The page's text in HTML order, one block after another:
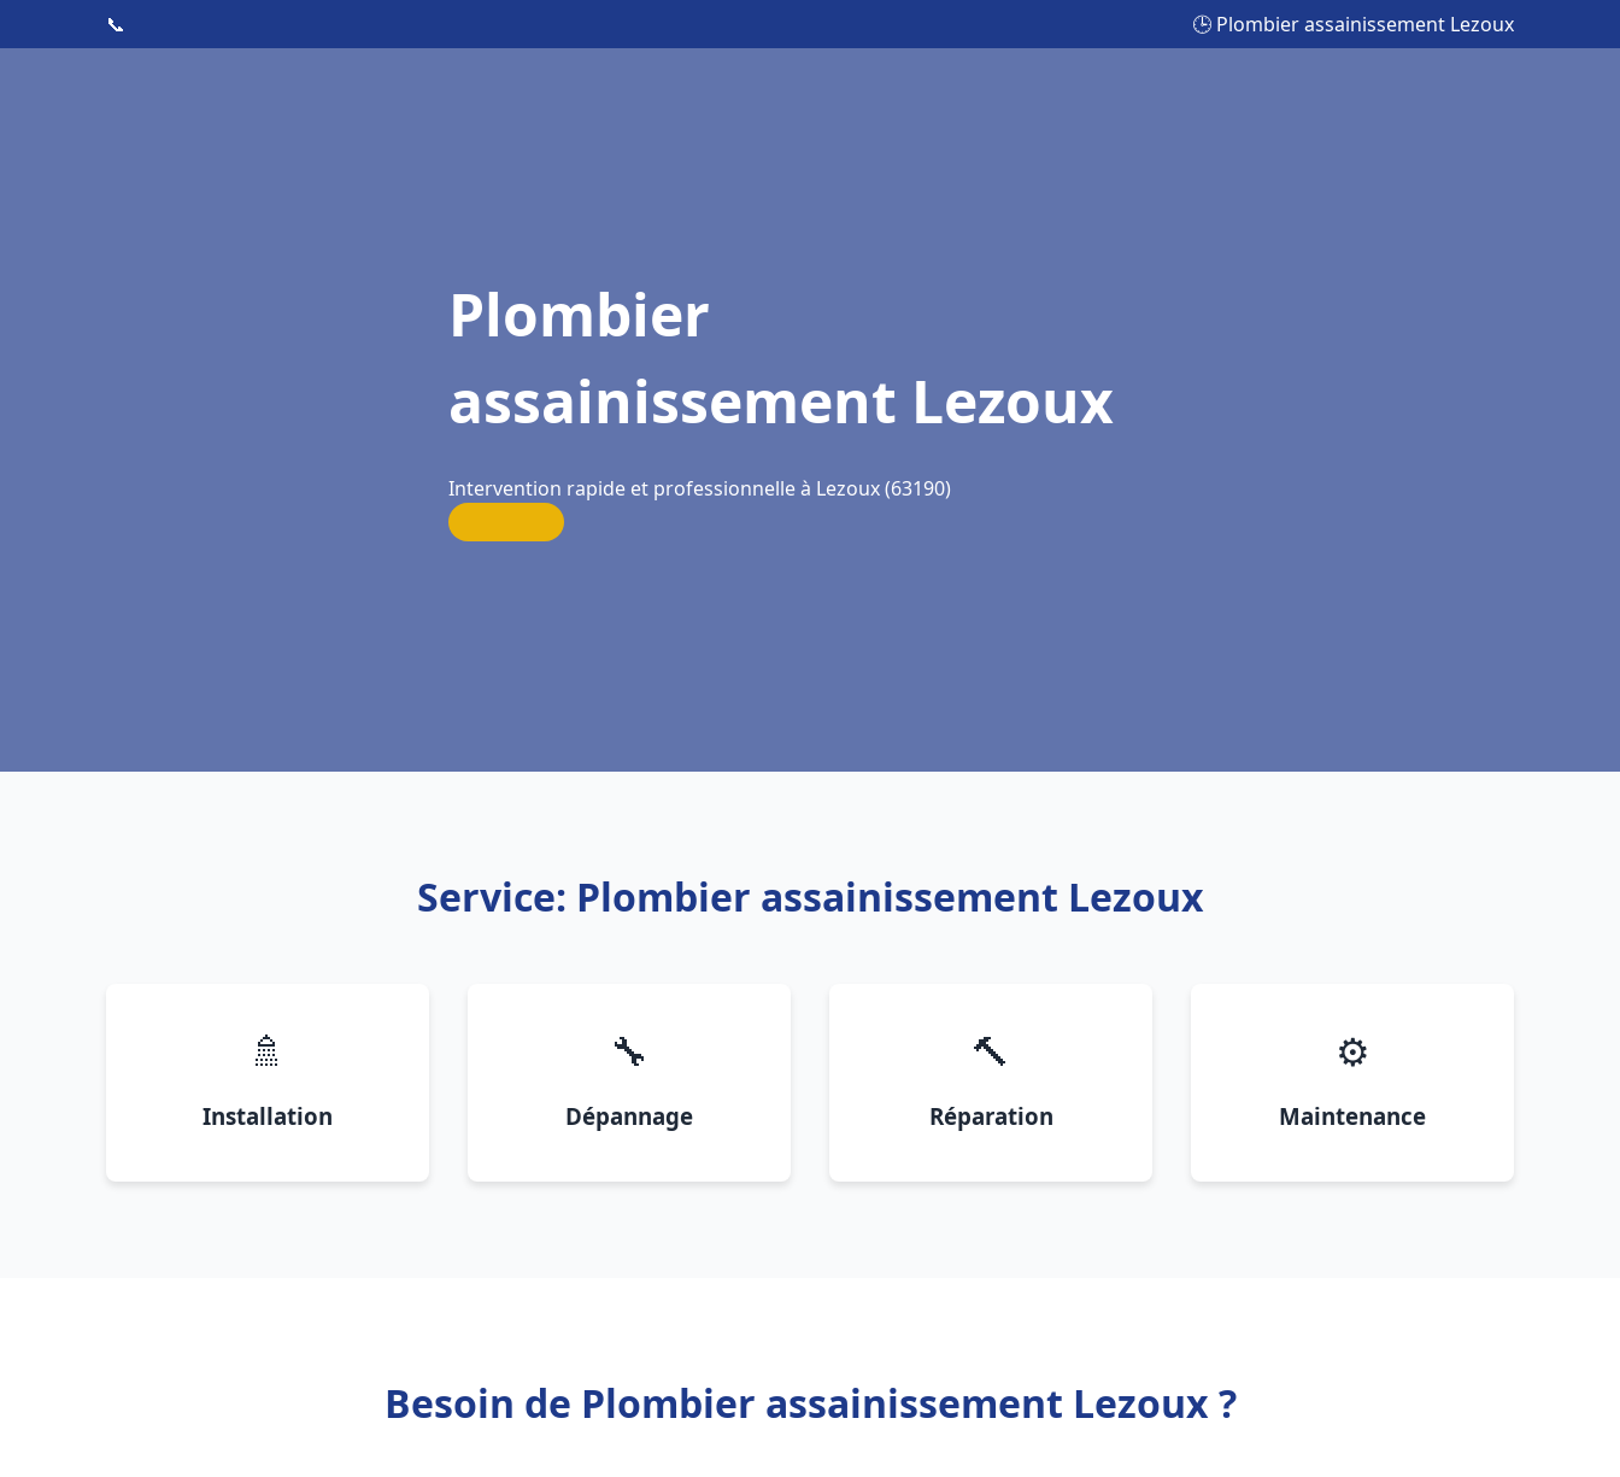
📞 🕒 Plombier assainissement Lezoux
Plombier
assainissement Lezoux
Intervention rapide et professionnelle à Lezoux (63190)
Service: Plombier assainissement Lezoux
🚿
Installation
🔧
Dépannage
🔨
Réparation
⚙️
Maintenance
Besoin de Plombier assainissement Lezoux ?